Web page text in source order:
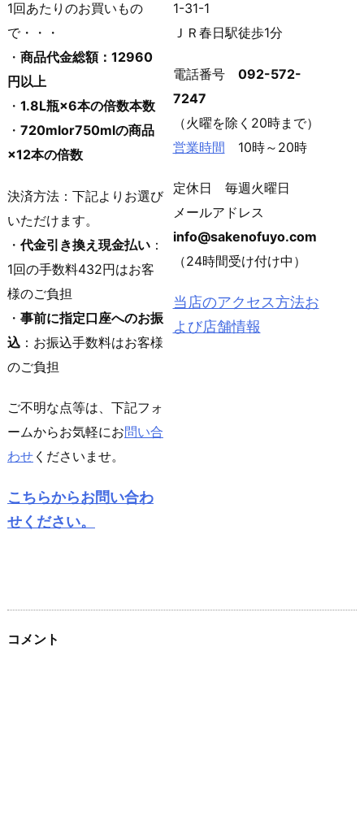
1回あたりのお買いもの
で・・・
・ 商品代金総額：12960
円以上
・ 1.8L瓶×6本の倍数本数
・ 720mlor750mlの商品
×12本の倍数
決済方法：下記よりお選び
いただけます。
・ 代金引き換え現金払い ：
1回の手数料432円はお客
様のご負担
・ 事前に指定口座へのお振
込 ：お振込手数料はお客様
のご負担
ご不明な点等は、下記フォ
ームからお気軽にお問い合
わせ くださいませ。
こちらからお問い合わ
せください。
1-31-1
ＪＲ春日駅徒歩1分
電話番号 092-572-
7247
（火曜を除く20時まで）
営業時間 10時～20時
定休日 毎週火曜日
メールアドレス
info@sakenofuyo.com
（24時間受け付け中）
当店のアクセス方法お
よび店舗情報
コメント